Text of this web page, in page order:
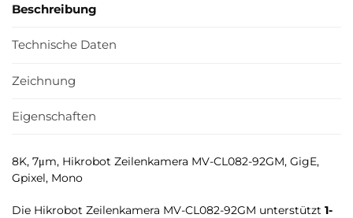
Beschreibung
Technische Daten
Zeichnung
Eigenschaften
8K, 7μm, Hikrobot Zeilenkamera MV-CL082-92GM, GigE,
Gpixel, Mono
Die Hikrobot Zeilenkamera MV-CL082-92GM unterstützt 1-